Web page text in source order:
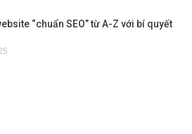
“chuẩn SEO” từ A-Z với bí quyết